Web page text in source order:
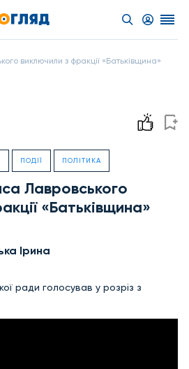
виключили з фракції «Батьківщина»
ПОДІЇ ПОЛІТИКА
Лавровського
«Батьківщина»
Ірина
ради голосував у розріз з